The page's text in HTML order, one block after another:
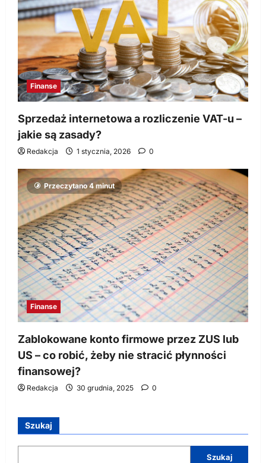
Finanse
Sprzedaż internetowa a rozliczenie VAT-u –
jakie są zasady?
Redakcja 1 stycznia, 2026 0
Przeczytano 4 minut
Finanse
Zablokowane konto firmowe przez ZUS lub
US – co robić, żeby nie stracić płynności
finansowej?
Redakcja 30 grudnia, 2025 0
Szukaj
Szukaj